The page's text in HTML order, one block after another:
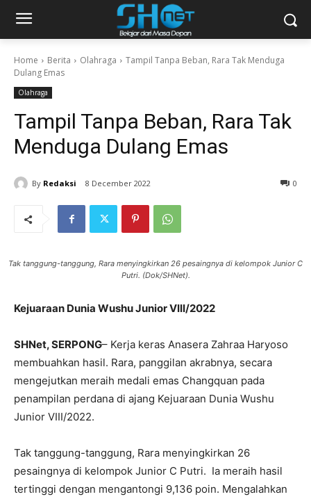
Home Berita Olahraga
Tampil Tanpa Beban, Rara Tak Menduga
Dulang Emas
Olahraga
Tampil Tanpa Beban, Rara Tak
Menduga Dulang Emas
By Redaksi 8 December 2022 0
Tak tanggung-tanggung, Rara menyingkirkan 26 pesaingnya di kelompok Junior C
Putri. (Dok/SHNet).
Kejuaraan Dunia Wushu Junior VIII/2022
SHNet, SERPONG– Kerja keras Anasera Zahraa Haryoso
membuahkan hasil. Rara, panggilan akrabnya, secara
mengejutkan meraih medali emas Changquan pada
penampilan perdana di ajang Kejuaraan Dunia Wushu
Junior VIII/2022.
Tak tanggung-tanggung, Rara menyingkirkan 26
pesaingnya di kelompok Junior C Putri. Ia meraih hasil
tertinggi dengan mengantongi 9,136 poin. Mengalahkan